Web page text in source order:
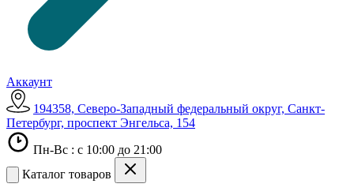
Аккаунт
194358, Северо-Западный федеральный округ, Санкт-
Петербург, проспект Энгельса, 154
Пн-Вс : с 10:00 до 21:00
Каталог товаров